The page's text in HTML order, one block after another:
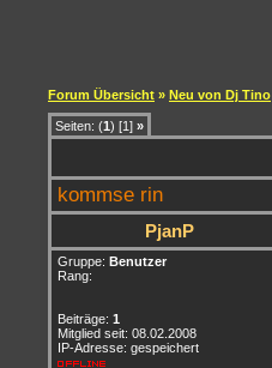
Forum Übersicht » Neu von Dj Tino
Seiten: (1) [1] »
kommse rin
PjanP
Gruppe: Benutzer
Rang:
Beiträge: 1
Mitglied seit: 08.02.2008
IP-Adresse: gespeichert